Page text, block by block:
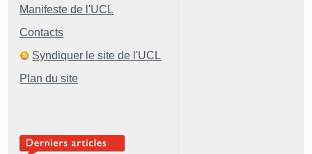
Manifeste de l'UCL
Contacts
Syndiquer le site de l'UCL
Plan du site